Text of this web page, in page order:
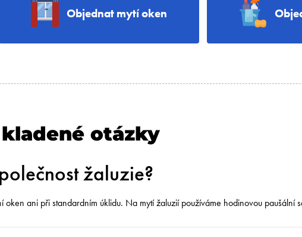
Objednat mytí oken
otázky
žaluzie?
oken ani při standardním úklidu. Na mytí žaluzií používáme hodinovou paušální